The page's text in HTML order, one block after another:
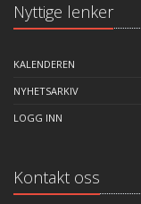
Nyttige lenker
KALENDEREN
NYHETSARKIV
LOGG INN
Kontakt oss